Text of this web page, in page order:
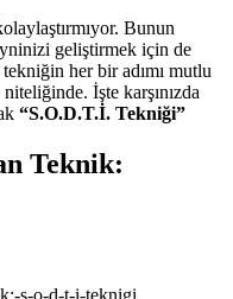
Bunun
geliştirmek için de
her bir adımı mutlu
İşte karşınızda
“S.O.D.T.İ. Tekniği”
Teknik: